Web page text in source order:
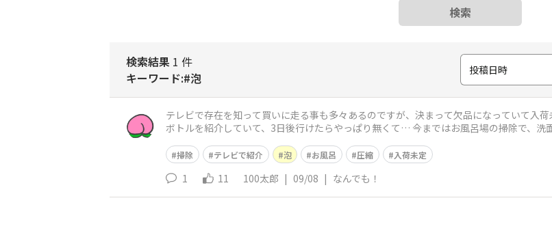
検索
検索結果 1 件
キーワード:#泡
投稿日時
テレビで存在を知って買いに走る事も多々あるのですが、決まって欠品になっていて入
ボトルを紹介していて、3日後行けたらやっぱり無くて… 今まではお風呂場の掃除で、洗面器で洗剤を泡立てていたので、こんなに便利なものが
掃除 テレビで紹介 泡 お風呂 圧縮 入荷未定
1 11 100太郎 | 09/08 | なんでも！